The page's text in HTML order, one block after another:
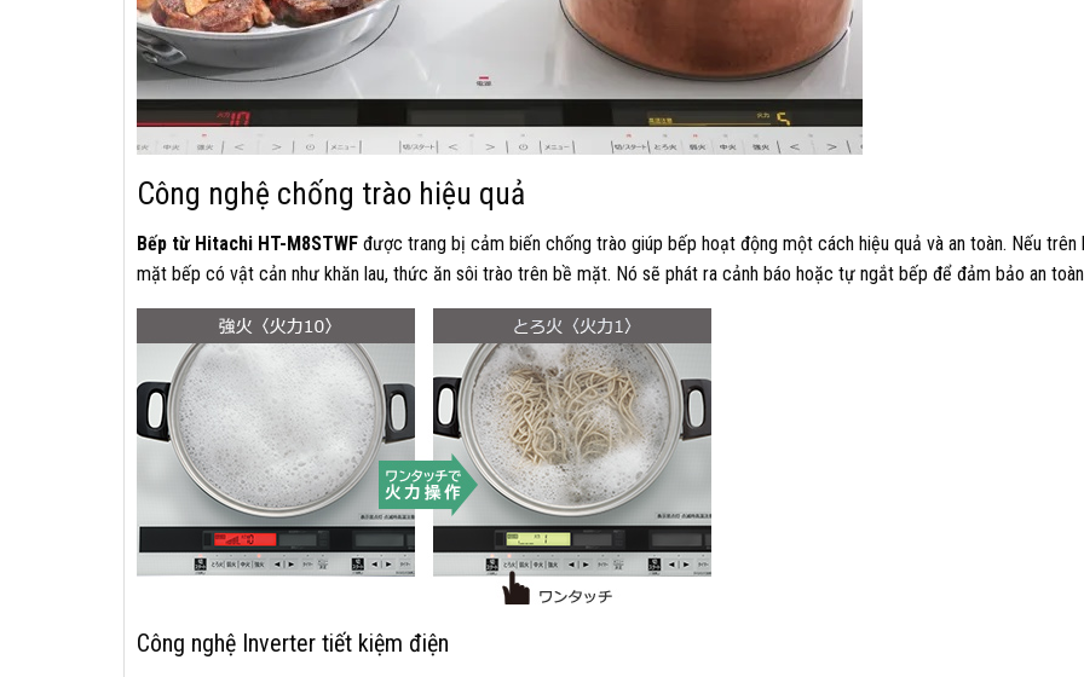
Công nghệ chống trào hiệu quả
Bếp từ Hitachi HT-M8STWF được trang bị cảm biến chống trào giúp bếp hoạt động một cách hiệu quả và an toàn. Nếu trên
mặt bếp có vật cản như khăn lau, thức ăn sôi trào trên bề mặt. Nó sẽ phát ra cảnh báo hoặc tự ngắt bếp để đảm bảo an
Công nghệ Inverter tiết kiệm điện